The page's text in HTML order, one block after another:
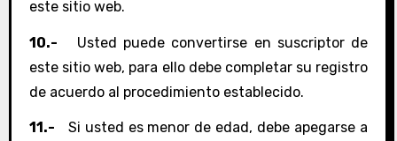
este sitio web.
10.- Usted puede convertirse en suscriptor de
este sitio web, para ello debe completar su registro
de acuerdo al procedimiento establecido.
11.- Si usted es menor de edad, debe apegarse a